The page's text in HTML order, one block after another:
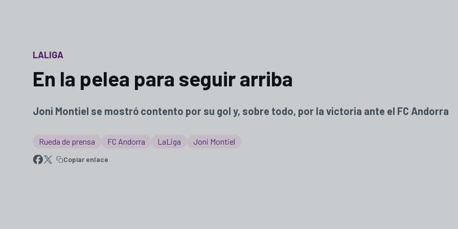
LALIGA
En la pelea para seguir arriba
Joni Montiel se mostró contento por su gol y, sobre todo, por la victoria ante el FC Andorra
Rueda de prensa FC Andorra LaLiga Joni Montiel
Copiar enlace